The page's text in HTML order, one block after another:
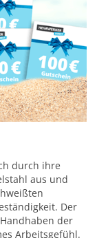
durch ihre
aus und
Der
der
Arbeitsgefühl.